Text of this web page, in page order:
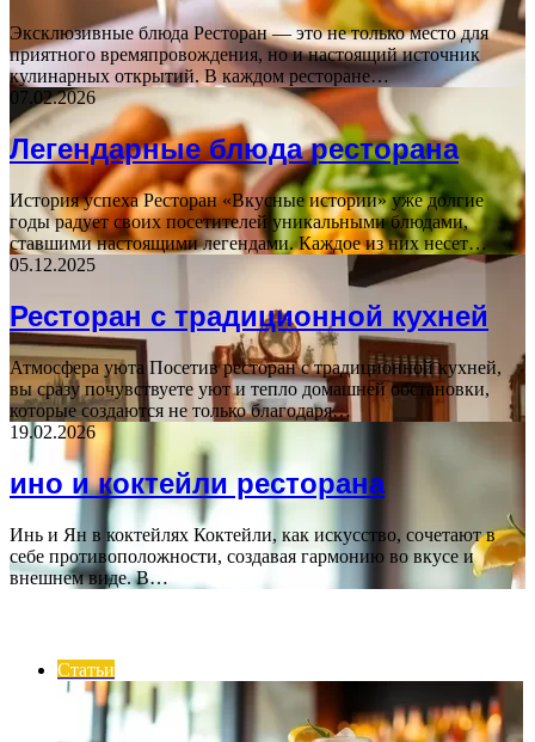
Эксклюзивные блюда Ресторан — это не только место для
приятного времяпровождения, но и настоящий источник
кулинарных открытий. В каждом ресторане…
07.02.2026
Легендарные блюда ресторана
История успеха Ресторан «Вкусные истории» уже долгие
годы радует своих посетителей уникальными блюдами,
ставшими настоящими легендами. Каждое из них несет…
05.12.2025
Ресторан с традиционной кухней
Атмосфера уюта Посетив ресторан с традиционной кухней,
вы сразу почувствуете уют и тепло домашней обстановки,
которые создаются не только благодаря…
19.02.2026
ино и коктейли ресторана
Инь и Ян в коктейлях Коктейли, как искусство, сочетают в
себе противоположности, создавая гармонию во вкусе и
внешнем виде. В…
Статьи